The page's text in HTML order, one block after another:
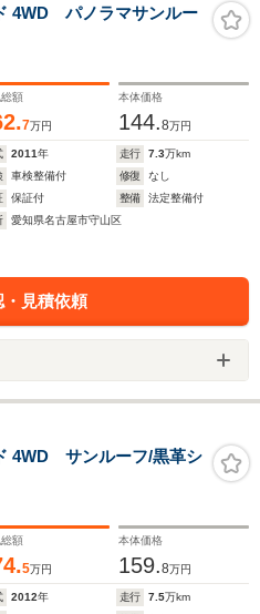
4WD パノラマサンルー
額
7万円
本体価格
144.8万円
2011年 走行 7.3万km
車検整備付 修復
なし
保証付 整備
法定整備付
愛知県名古屋市守山区
見積依頼
4WD サンルーフ/黒革シ
額
5万円
本体価格
159.8万円
2012年 走行 7.5万km